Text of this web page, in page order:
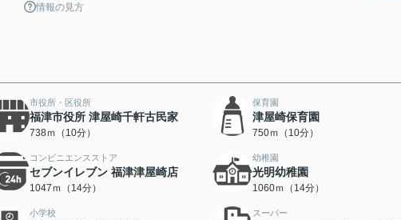
情報の見方
市役所・区役所
福津市役所 津屋崎千軒古民家
738ｍ（10分）
保育園
津屋崎保育園
750ｍ（10分）
コンビニエンスストア
セブンイレブン 福津津屋崎店
1047ｍ（14分）
幼稚園
光明幼稚園
1060ｍ（14分）
小学校 スーパー